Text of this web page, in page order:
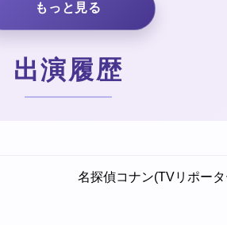
もっと見る
出演履歴
名探偵コナン(TVリポー